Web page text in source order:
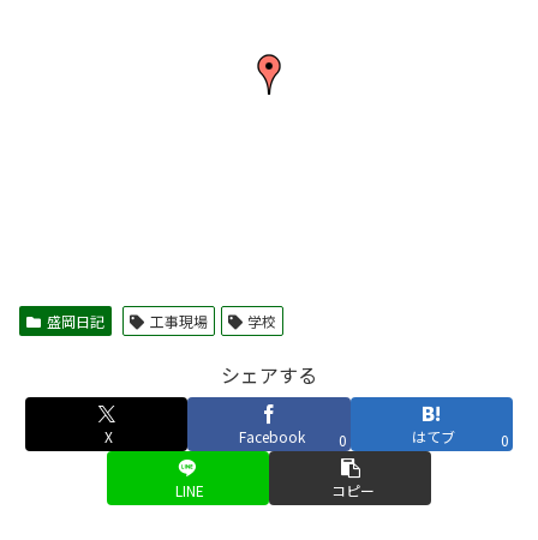
盛岡日記 工事現場 学校
シェアする
X Facebook 0 はてブ 0
LINE コピー